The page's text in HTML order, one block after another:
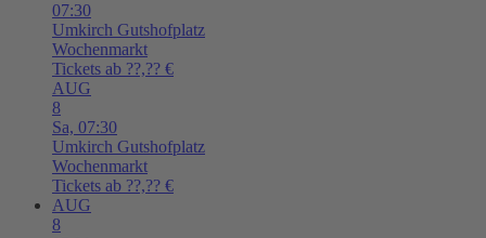
07:30
Umkirch Gutshofplatz
Wochenmarkt
Tickets ab ??,?? €
AUG
8
Sa, 07:30
Umkirch Gutshofplatz
Wochenmarkt
Tickets ab ??,?? €
AUG
8